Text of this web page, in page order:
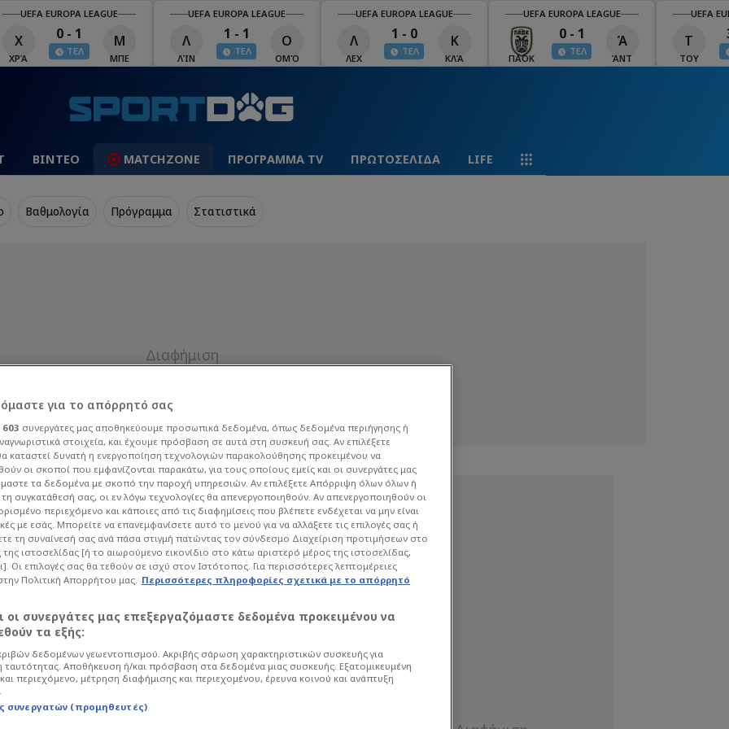
UEFA EUROPA LEAGUE
Χ
ΧΡΆ
0 - 1
ΤΕΛ
Μ
ΜΠΕ
UEFA EUROPA LEAGUE
Λ
ΛΊΝ
1 - 1
ΤΕΛ
Ο
ΟΜΌ
UEFA EUROPA LEAGUE
Λ
ΛΕΧ
1 - 0
ΤΕΛ
Κ
ΚΛΆ
UEFA EUROPA LEAGUE
ΠΑΟΚ
0 - 1
ΤΕΛ
Ά
ΆΝΤ
UEFA
Τ
ΤΟΥ
ΒΙΝΤΕΟ MATCHZONE ΠΡΟΓΡΑΜΜΑ TV ΠΡΩΤΟΣΕΛΙΔΑ LIFE
Βαθμολογία Πρόγραμμα Στατιστικά
είχε
από 4 χρόνια
Κάρικ. Μπορεί να γίνει ένας
όταν τον είχε ως προσωρινό
για το απόρρητό σας
603 συνεργάτες μας αποθηκεύουμε προσωπικά δεδομένα, όπως δεδομένα περιήγησης ή
στοιχεία, και έχουμε πρόσβαση σε αυτά στη συσκευή σας. Αν επιλέξετε
καταστεί δυνατή η ενεργοποίηση τεχνολογιών παρακολούθησης προκειμένου να
οι σκοποί που εμφανίζονται παρακάτω, για τους οποίους εμείς και οι συνεργάτες μας
τα δεδομένα με σκοπό την παροχή υπηρεσιών. Αν επιλέξετε Απόρριψη όλων όλων ή
συγκατάθεσή σας, οι εν λόγω τεχνολογίες θα απενεργοποιηθούν. Αν απενεργοποιηθούν οι
περιεχόμενο και κάποιες από τις διαφημίσεις που βλέπετε ενδέχεται να μην είναι
με εσάς. Μπορείτε να επανεμφανίσετε αυτό το μενού για να αλλάξετε τις επιλογές σας ή
τη συναίνεσή σας ανά πάσα στιγμή πατώντας τον σύνδεσμο Διαχείριση προτιμήσεων στο
ιστοσελίδας [ή το αιωρούμενο εικονίδιο στο κάτω αριστερό μέρος της ιστοσελίδας,
Οι επιλογές σας θα τεθούν σε ισχύ στον Ιστότοπος. Για περισσότερες λεπτομέρειες
Πολιτική Απορρήτου μας. Περισσότερες πληροφορίες σχετικά με το απόρρητό
οι συνεργάτες μας επεξεργαζόμαστε δεδομένα προκειμένου να
τα εξής:
δεδομένων γεωεντοπισμού. Ακριβής σάρωση χαρακτηριστικών συσκευής για
ταυτότητας. Αποθήκευση ή/και πρόσβαση στα δεδομένα μιας συσκευής. Εξατομικευμένη
περιεχόμενο, μέτρηση διαφήμισης και περιεχομένου, έρευνα κοινού και ανάπτυξη
συνεργατών (προμηθευτές)